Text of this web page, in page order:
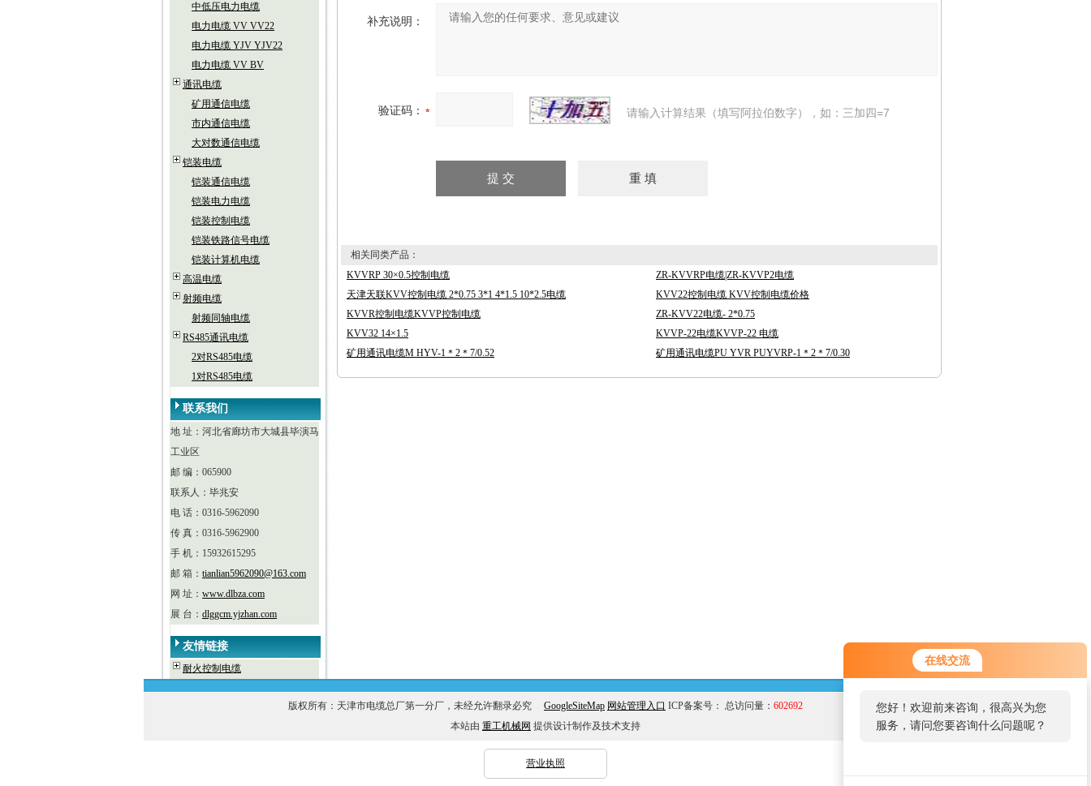
在线交流
您好！欢迎前来咨询，很高兴为您
服务，请问您要咨询什么问题呢？
中低压电力电缆
电力电缆 VV VV22
电力电缆 YJV YJV22
电力电缆 VV BV
通讯电缆
矿用通信电缆
市内通信电缆
大对数通信电缆
铠装电缆
铠装通信电缆
铠装电力电缆
铠装控制电缆
铠装铁路信号电缆
铠装计算机电缆
高温电缆
射频电缆
射频同轴电缆
RS485通讯电缆
2对RS485电缆
1对RS485电缆
联系我们
地 址：河北省廊坊市大城县毕演马
工业区
邮 编：065900
联系人：毕兆安
电 话：0316-5962090
传 真：0316-5962900
手 机：15932615295
邮 箱： tianlian5962090@163.com
网 址： www.dlbza.com
展 台： dlggcm.yjzhan.com
友情链接
耐火控制电缆
补充说明：
验证码： 请输入计算结果（填写阿拉伯数字），如：三加四=7
相关同类产品：
KVVRP 30×0.5控制电缆
ZR-KVVRP电缆|ZR-KVVP2电缆
天津天联KVV控制电缆 2*0.75 3*1 4*1.5 10*2.5电缆
KVV22控制电缆 KVV控制电缆价格
KVVR控制电缆KVVP控制电缆
ZR-KVV22电缆- 2*0.75
KVV32 14×1.5
KVVP-22电缆KVVP-22 电缆
矿用通讯电缆M HYV-1＊2＊7/0.52
矿用通讯电缆PU YVR PUYVRP-1＊2＊7/0.30
版权所有：天津市电缆总厂第一分厂，未经允许翻录必究 GoogleSiteMap 网站管理入口 ICP备案号： 总访问量： 602692
本站由 重工机械网 提供设计制作及技术支持
营业执照